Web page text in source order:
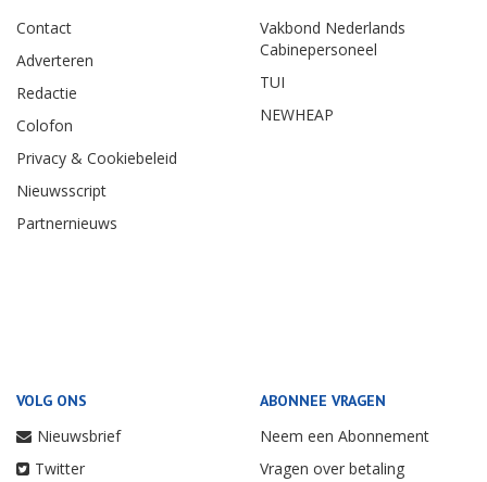
Contact
Adverteren
Redactie
Colofon
Privacy & Cookiebeleid
Nieuwsscript
Partnernieuws
Vakbond Nederlands
Cabinepersoneel
TUI
NEWHEAP
VOLG ONS
Nieuwsbrief
Twitter
ABONNEE VRAGEN
Neem een Abonnement
Vragen over betaling